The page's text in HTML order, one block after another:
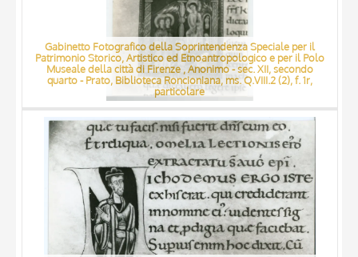
Gabinetto Fotografico della Soprintendenza Speciale per il
Patrimonio Storico, Artistico ed Etnoantropologico e per il Polo
Museale della città di Firenze , Anonimo - sec. XII, secondo
quarto - Prato, Biblioteca Roncioniana, ms. Q.VIII.2 (2), f. 1r,
particolare